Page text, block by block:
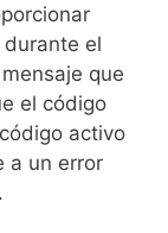
el
que
el código
activo
a un error